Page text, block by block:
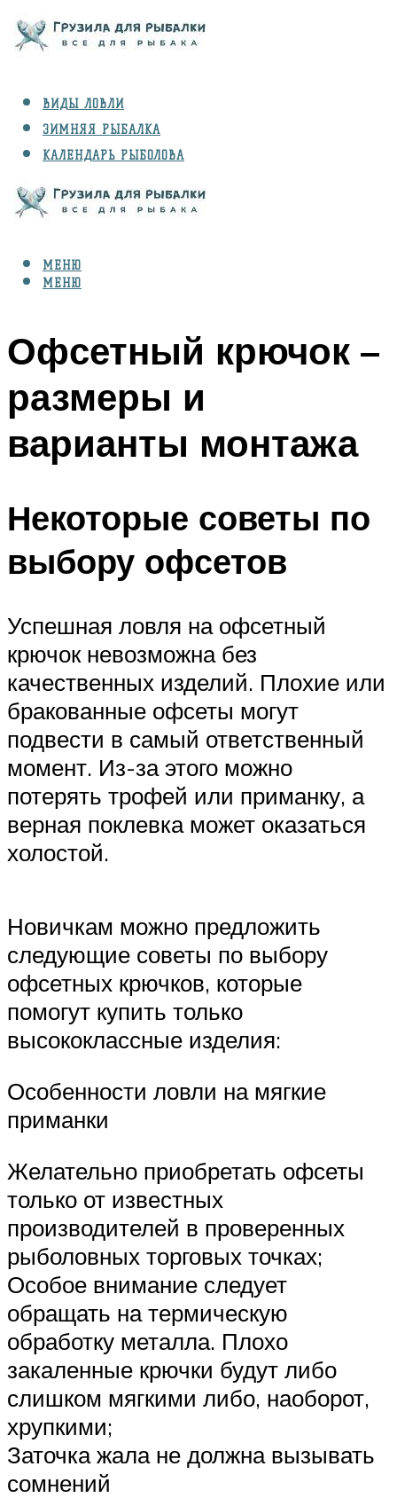
ВИДЫ ЛОВЛИ
ЗИМНЯЯ РЫБАЛКА
КАЛЕНДАРЬ РЫБОЛОВА
СНАРЯЖЕНИЕ
МЕНЮ
МЕНЮ
Офсетный крючок –
размеры и
варианты монтажа
Некоторые советы по
выбору офсетов
Успешная ловля на офсетный
крючок невозможна без
качественных изделий. Плохие или
бракованные офсеты могут
подвести в самый ответственный
момент. Из-за этого можно
потерять трофей или приманку, а
верная поклевка может оказаться
холостой.
Новичкам можно предложить
следующие советы по выбору
офсетных крючков, которые
помогут купить только
высококлассные изделия:
Особенности ловли на мягкие
приманки
Желательно приобретать офсеты
только от известных
производителей в проверенных
рыболовных торговых точках;
Особое внимание следует
обращать на термическую
обработку металла. Плохо
закаленные крючки будут либо
слишком мягкими либо, наоборот,
хрупкими;
Заточка жала не должна вызывать
сомнений